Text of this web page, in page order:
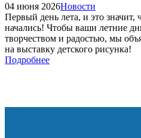
04 июня 2026Новости
Первый день лета, и это значит,
начались! Чтобы ваши летние
творчеством и радостью, мы
на выставку детского рисунка!
Подробнее